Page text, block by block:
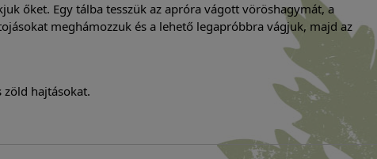
őket. Egy tálba tesszük az apróra vágott vöröshagymát, a
meghámozzuk és a lehető legapróbbra vágjuk, majd az
zöld hajtásokat.